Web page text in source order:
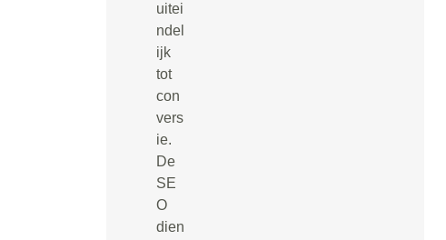
uitei
ndel
ijk
tot
con
vers
ie.
De
SE
O
dien